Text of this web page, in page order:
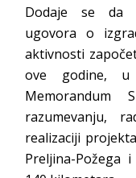
Dodaje se da
ugovora o
aktivnosti
ove godine, u
Memorandum
razumevanju,
realizaciji
Preljina-Požega